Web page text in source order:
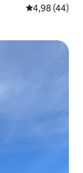
4,98 de uma
4,98 (44)